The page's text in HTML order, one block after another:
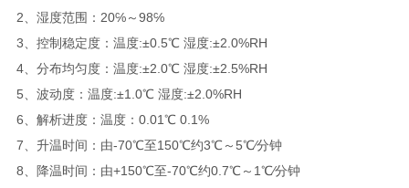
2、湿度范围：20℅～98℅
3、控制稳定度：温度:±0.5℃ 湿度:±2.0%RH
4、分布均匀度：温度:±2.0℃ 湿度:±2.5%RH
5、波动度：温度:±1.0℃ 湿度:±2.0%RH
6、解析进度：温度：0.01℃ 0.1%
7、升温时间：由-70℃至150℃约3℃～5℃∕分钟
8、降温时间：由+150℃至-70℃约0.7℃～1℃∕分钟